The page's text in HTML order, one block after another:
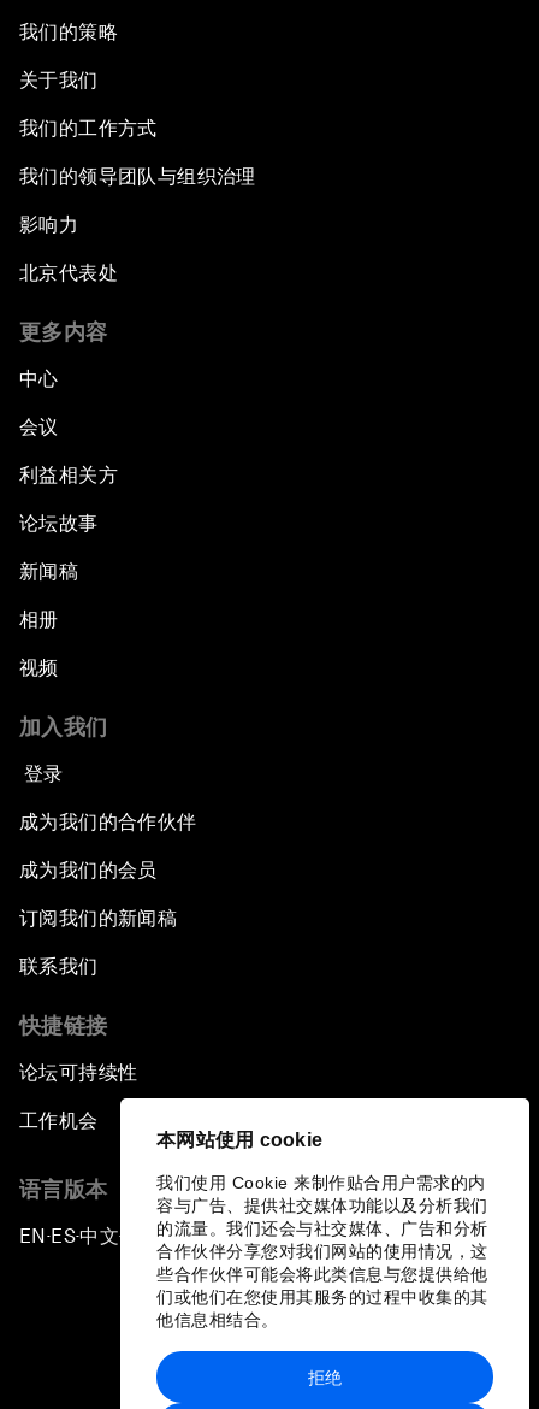
本网站使用 cookie
我们使用 Cookie 来制作贴合用户需求的内
容与广告、提供社交媒体功能以及分析我们
的流量。我们还会与社交媒体、广告和分析
合作伙伴分享您对我们网站的使用情况，这
些合作伙伴可能会将此类信息与您提供给他
们或他们在您使用其服务的过程中收集的其
他信息相结合。
拒绝
我们的策略
关于我们
我们的工作方式
我们的领导团队与组织治理
影响力
北京代表处
更多内容
中心
会议
利益相关方
论坛故事
新闻稿
相册
视频
加入我们
登录
成为我们的合作伙伴
成为我们的会员
订阅我们的新闻稿
联系我们
快捷链接
论坛可持续性
工作机会
语言版本
EN ▪ ES▪中文▪ 日本語